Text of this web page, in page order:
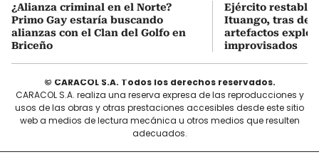
¿Alianza criminal en el Norte?
Primo Gay estaría buscando
alianzas con el Clan del Golfo en
Briceño
Ejército
Ituango, tras
artefactos
improvisados
© CARACOL S.A. Todos los derechos reservados.
CARACOL S.A. realiza una reserva expresa de las reproducciones y
usos de las obras y otras prestaciones accesibles desde este sitio
web a medios de lectura mecánica u otros medios que resulten
adecuados.